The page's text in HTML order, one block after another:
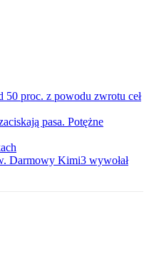
50 proc. z powodu zwrotu ceł
pasa. Potężne
Darmowy Kimi3 wywołał